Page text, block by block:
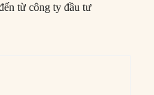
từ công ty đầu tư